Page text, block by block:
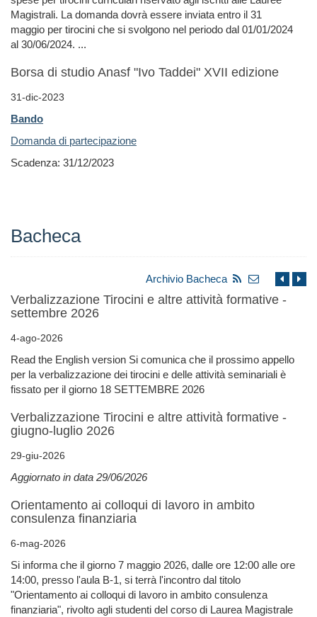
Magistrali. La domanda dovrà essere inviata entro il 31
maggio per tirocini che si svolgono nel periodo dal 01/01/2024
al 30/06/2024. ...
Borsa di studio Anasf "Ivo Taddei" XVII edizione
31-dic-2023
Bando
Domanda di partecipazione
Scadenza: 31/12/2023
Bacheca
Archivio Bacheca
Verbalizzazione Tirocini e altre attività formative -
settembre 2026
4-ago-2026
Read the English version Si comunica che il prossimo appello
per la verbalizzazione dei tirocini e delle attività seminariali è
fissato per il giorno 18 SETTEMBRE 2026
Verbalizzazione Tirocini e altre attività formative -
giugno-luglio 2026
29-giu-2026
Aggiornato in data 29/06/2026
Orientamento ai colloqui di lavoro in ambito
consulenza finanziaria
6-mag-2026
Si informa che il giorno 7 maggio 2026, dalle ore 12:00 alle ore
14:00, presso l'aula B-1, si terrà l'incontro dal titolo
"Orientamento ai colloqui di lavoro in ambito consulenza
finanziaria", rivolto agli studenti del corso di Laurea Magistrale